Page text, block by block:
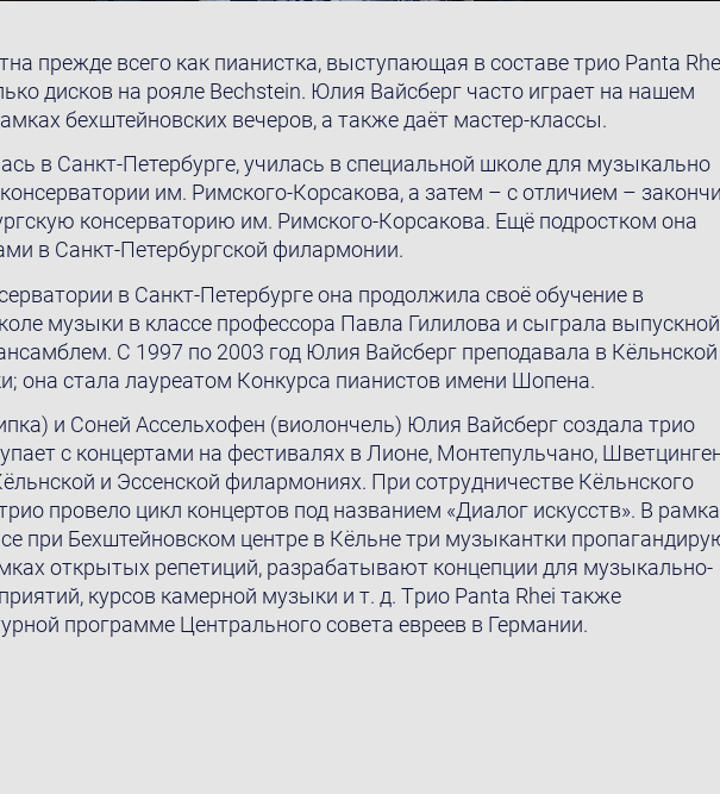
прежде всего как пианистка, выступающая в составе трио Panta
дисков на рояле Bechstein. Юлия Вайсберг часто играет на нашем
бехштейновских вечеров, a также даёт мастер-классы.
в Санкт-Петербурге, училась в специальной школе для музыкально
им. Римского-Корсакова, a затем – с отличием –
консерваторию им. Римского-Корсакова. Ещё подростком она
в Санкт-Петербургской филармонии.
в Санкт-Петербурге она продолжила своё обучение в
музыки в классе профессорa Павлa Гилиловa и сыграла выпускной
С 1997 по 2003 год Юлия Вайсберг преподавала в Кёльнской
она стала лауреатом Конкурса пианистов имени Шопена.
и Соней Ассельхофен (виолончель) Юлия Вайсберг создала трио
с концертами на фестивалях в Лионe, Монтепульчано,
и Эссенской филармониях. При сотрудничестве Кёльнского
провело цикл концертов под названием «Диалог искусств». В
при Бехштейновском центрe в Кёльне три музыкантки
открытых репетиций, разрабатывают концепции для музыкально-
курсов камерной музыки и т. д. Tрио Panta Rhei также
программе Центрального совета евреев в Германии.